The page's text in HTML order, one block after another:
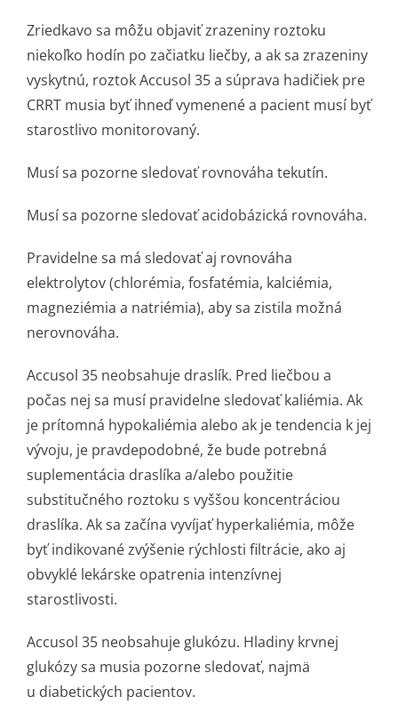
Zriedkavo sa môžu objaviť zrazeniny roztoku
niekoľko hodín po začiatku liečby, a ak sa zrazeniny
vyskytnú, roztok Accusol 35 a súprava hadičiek pre
CRRT musia byť ihneď vymenené a pacient musí byť
starostlivo monitorovaný.
Musí sa pozorne sledovať rovnováha tekutín.
Musí sa pozorne sledovať acidobázická rovnováha.
Pravidelne sa má sledovať aj rovnováha
elektrolytov (chlorémia, fosfatémia, kalciémia,
magneziémia a natriémia), aby sa zistila možná
nerovnováha.
Accusol 35 neobsahuje draslík. Pred liečbou a
počas nej sa musí pravidelne sledovať kaliémia. Ak
je prítomná hypokaliémia alebo ak je tendencia k jej
vývoju, je pravdepodobné, že bude potrebná
suplementácia draslíka a/alebo použitie
substitučného roztoku s vyššou koncentráciou
draslíka. Ak sa začína vyvíjať hyperkaliémia, môže
byť indikované zvýšenie rýchlosti filtrácie, ako aj
obvyklé lekárske opatrenia intenzívnej
starostlivosti.
Accusol 35 neobsahuje glukózu. Hladiny krvnej
glukózy sa musia pozorne sledovať, najmä
u diabetických pacientov.